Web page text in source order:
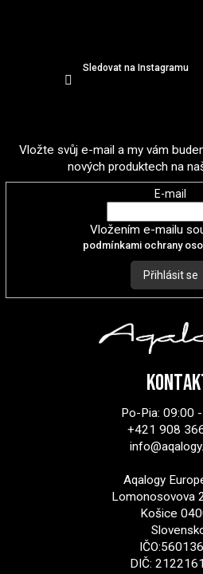
Sledovat na Instagramu
Vložte svůj e-mail a my vám
nových produktech na
E-mail
Vložením e-mailu
podmínkami ochrany
Přihlásit se
Po-Pia: 09:00
+421 908
Aqalogy
Lomonosovova
Košice
DIČ: